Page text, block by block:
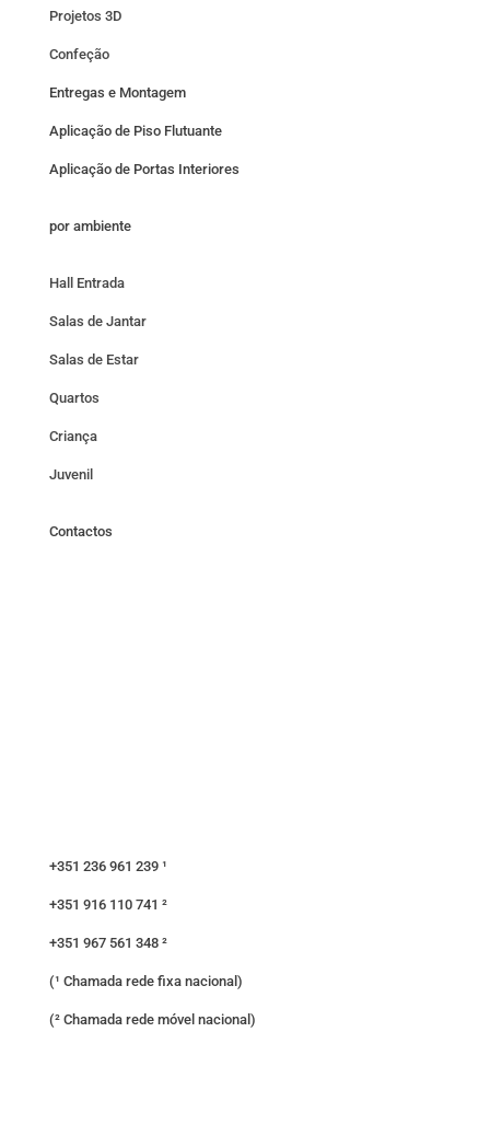
Projetos 3D
Confeção
Entregas e Montagem
Aplicação de Piso Flutuante
Aplicação de Portas Interiores
por ambiente
Hall Entrada
Salas de Jantar
Salas de Estar
Quartos
Criança
Juvenil
Contactos
+351 236 961 239 ¹
+351 916 110 741 ²
+351 967 561 348 ²
(¹ Chamada rede fixa nacional)
(² Chamada rede móvel nacional)